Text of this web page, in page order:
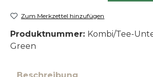
Zum Merkzettel hinzufügen
Produktnummer: Kombi/Tee-
Green